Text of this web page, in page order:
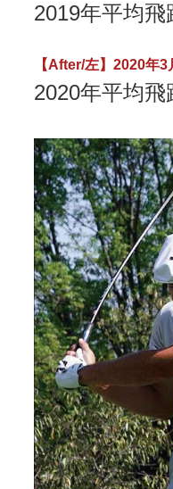
2019年平均飛
【After/左】2020年
2020年平均飛